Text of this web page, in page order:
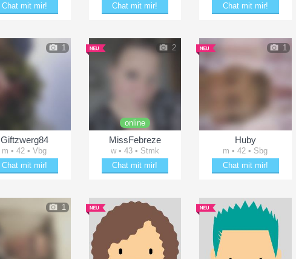
Chat mit mir! Chat mit mir! Chat mit mir!
1
Giftzwerg84
m • 42 • Vbg
Chat mit mir!
2
online
MissFebreze
w • 43 • Stmk
Chat mit mir!
1
Huby
m • 42 • Sbg
Chat mit mir!
1